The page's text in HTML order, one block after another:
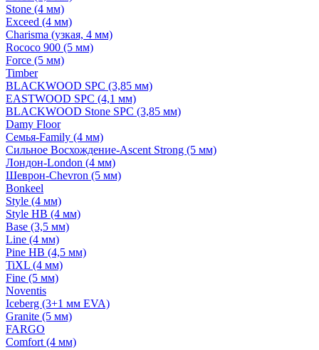
Stone (4 мм)
Exceed (4 мм)
Charisma (узкая, 4 мм)
Rococo 900 (5 мм)
Force (5 мм)
Timber
BLACKWOOD SPC (3,85 мм)
EASTWOOD SPC (4,1 мм)
BLACKWOOD Stone SPC (3,85 мм)
Damy Floor
Семья-Family (4 мм)
Сильное Восхождение-Ascent Strong (5 мм)
Лондон-London (4 мм)
Шеврон-Chevron (5 мм)
Bonkeel
Style (4 мм)
Style HB (4 мм)
Base (3,5 мм)
Line (4 мм)
Pine HB (4,5 мм)
TiXL (4 мм)
Fine (5 мм)
Noventis
Iceberg (3+1 мм EVA)
Granite (5 мм)
FARGO
Comfort (4 мм)